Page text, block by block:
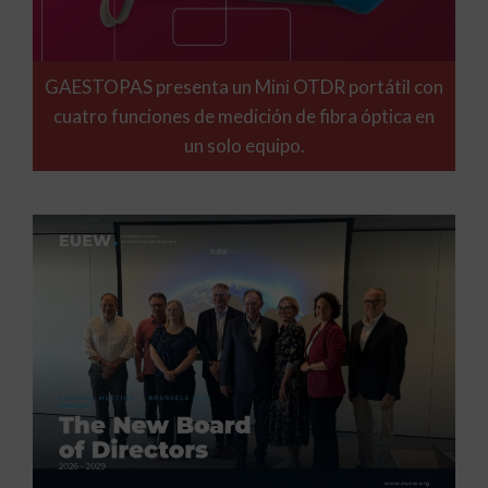
GAESTOPAS presenta un Mini OTDR portátil con
cuatro funciones de medición de fibra óptica en
un solo equipo.